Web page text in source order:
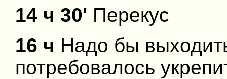
14 ч 30' Перекус
16 ч Надо бы
потребовалось